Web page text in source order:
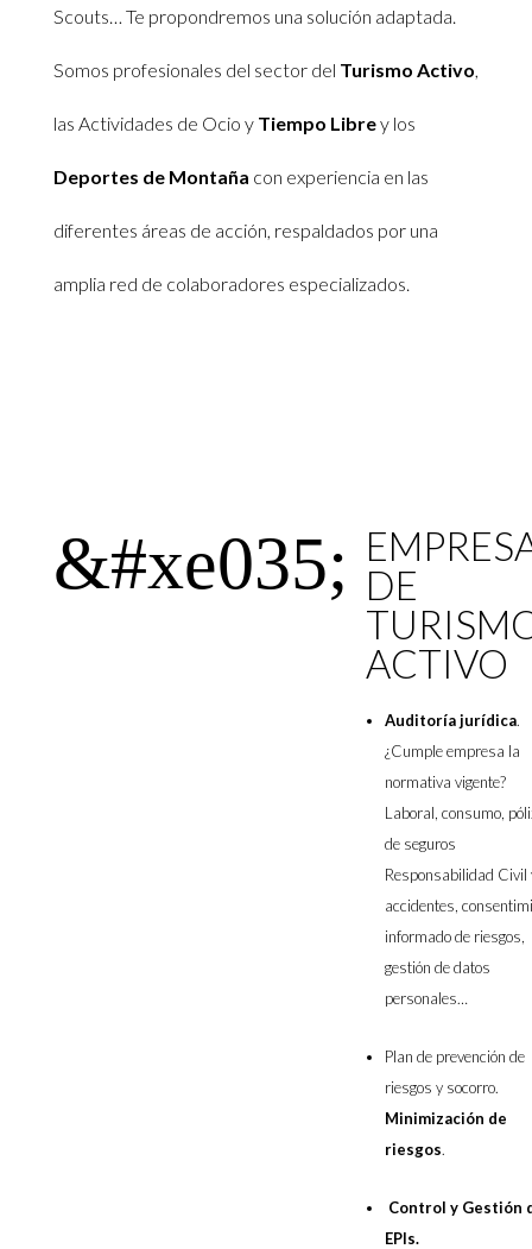
Scouts… Te propondremos una solución adaptada.
Somos profesionales del sector del Turismo Activo,
las Actividades de Ocio yTiempo Librey los
Deportes de Montaña con experiencia en las
diferentes áreas de acción, respaldados por una
amplia red de colaboradores especializados.
&#xe035; DE
ACTIVO
Auditoría jurídica.
¿Cumple empresa la
normativa vigente?
Laboral, consumo,
de seguros
Responsabilidad Civil
accidentes,
informado de riesgos,
gestión de datos
personales…
Plan de prevención de
riesgos y socorro.
Minimización de
riesgos.
Control y Gestión
EPIs.